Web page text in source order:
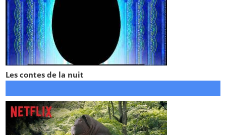
Les contes de la nuit